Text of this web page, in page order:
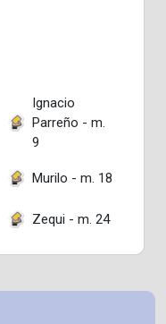
Ignacio
Parreño - m.
9
Murilo - m. 18
Zequi - m. 24